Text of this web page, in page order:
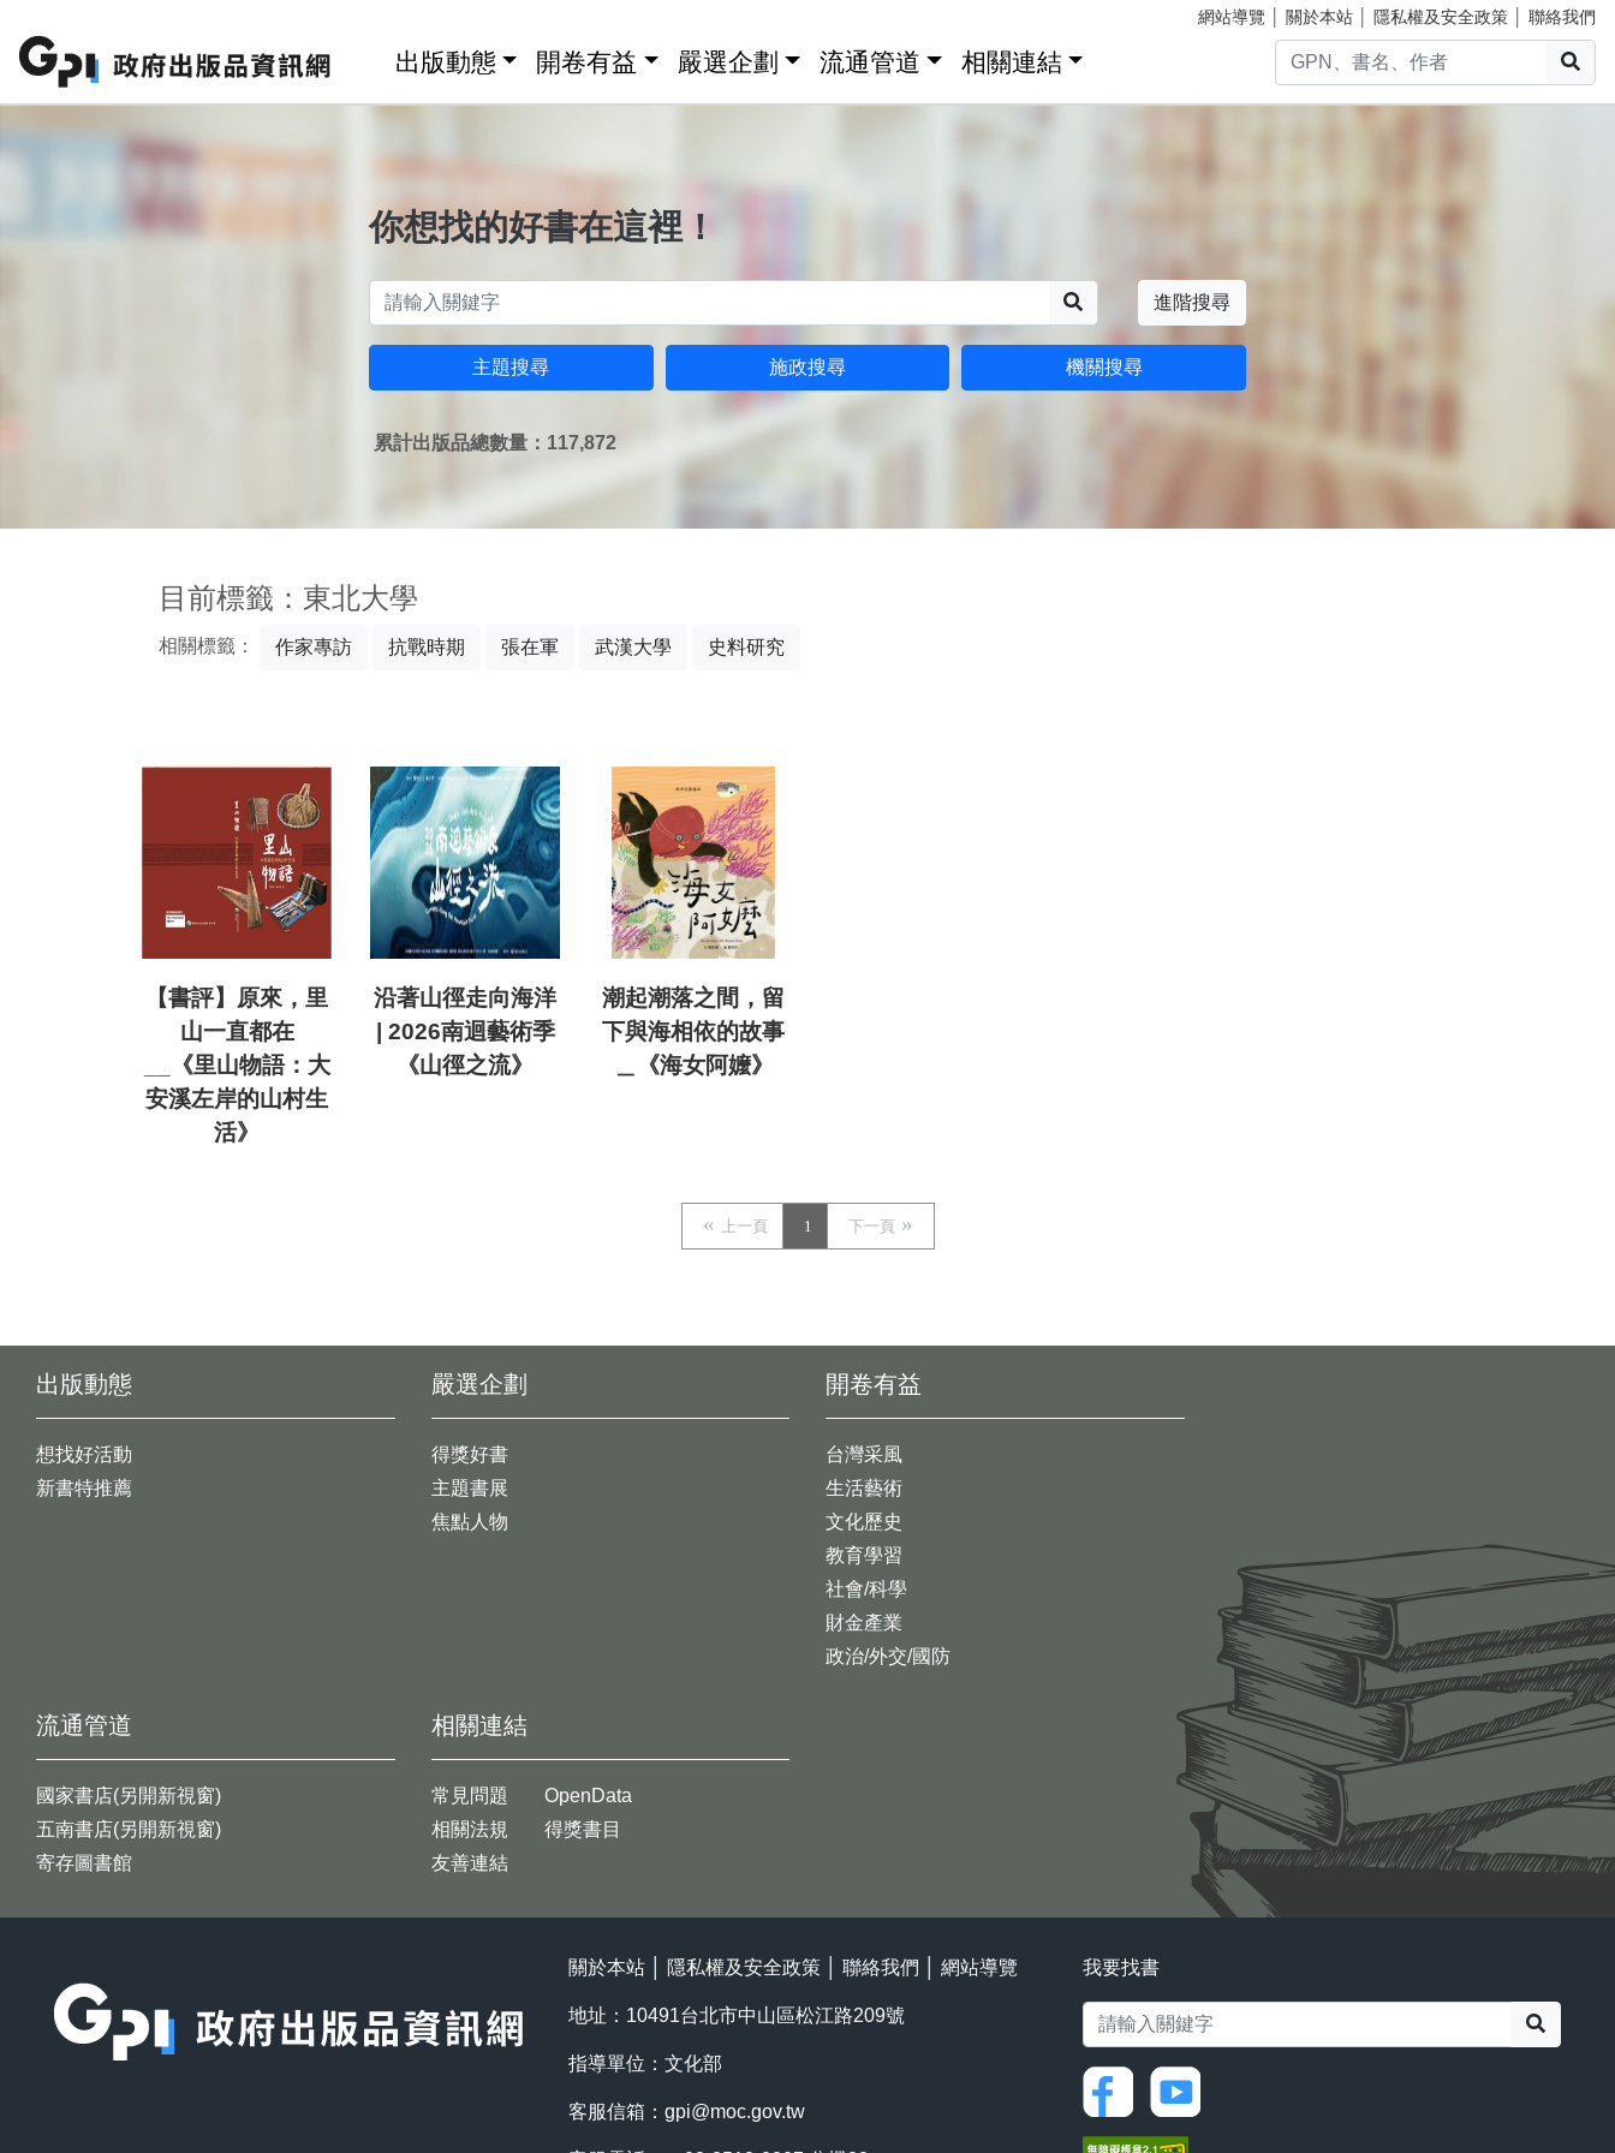
網站導覽 關於本站 隱私權及安全政策 聯絡我們
出版動態 開卷有益 嚴選企劃 流通管道 相關連結
你想找的好書在這裡！
進階搜尋
主題搜尋 施政搜尋 機關搜尋
累計出版品總數量：117,872
目前標籤：東北大學
相關標籤： 作家專訪 抗戰時期 張在軍 武漢大學 史料研究
【書評】原來，里
山一直都在
__《里山物語：大
安溪左岸的山村生
活》
沿著山徑走向海洋
| 2026南迴藝術季
《山徑之流》
潮起潮落之間，留
下與海相依的故事
＿《海女阿嬤》
上一頁 1 下一頁
出版動態
想找好活動
新書特推薦
開卷有益
台灣采風
生活藝術
文化歷史
教育學習
社會/科學
財金產業
政治/外交/國防
嚴選企劃
得獎好書
主題書展
焦點人物
流通管道
國家書店(另開新視窗)
五南書店(另開新視窗)
寄存圖書館
相關連結
常見問題
相關法規
友善連結
OpenData
得獎書目
關於本站 隱私權及安全政策 聯絡我們 網站導覽
地址：10491台北市中山區松江路209號
指導單位：文化部
客服信箱： gpi@moc.gov.tw
我要找書